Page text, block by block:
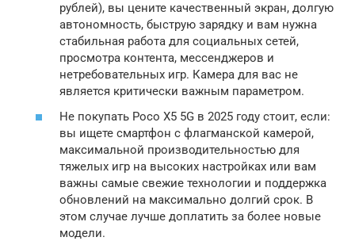
рублей), вы цените качественный экран, долгую
автономность, быструю зарядку и вам нужна
стабильная работа для социальных сетей,
просмотра контента, мессенджеров и
нетребовательных игр. Камера для вас не
является критически важным параметром.
Не покупать Poco X5 5G в 2025 году стоит, если:
вы ищете смартфон с флагманской камерой,
максимальной производительностью для
тяжелых игр на высоких настройках или вам
важны самые свежие технологии и поддержка
обновлений на максимально долгий срок. В
этом случае лучше доплатить за более новые
модели.